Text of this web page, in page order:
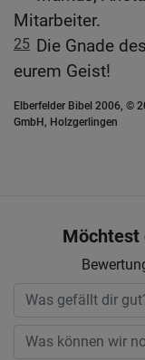
Mitarbeiter.
25 Die Gnade
eurem Geist!
Elberfelder Bibel 2006, ©
GmbH, Holzgerlingen
Möchtest